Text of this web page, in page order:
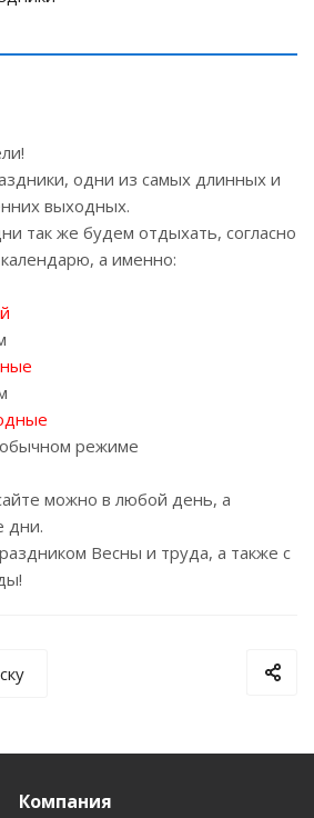
одни из самых длинных и
выходных.
так же будем отдыхать, согласно
а именно:
режиме
можно в любой день, а
дни.
Весны и труда, а также с
Компания